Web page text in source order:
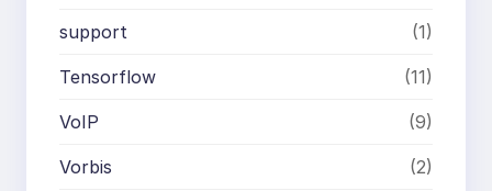
support (1)
Tensorflow (11)
VoIP (9)
Vorbis (2)